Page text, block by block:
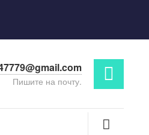
Пишите на почту.